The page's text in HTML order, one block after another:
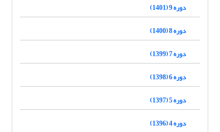
دوره 9 (1401)
دوره 8 (1400)
دوره 7 (1399)
دوره 6 (1398)
دوره 5 (1397)
دوره 4 (1396)